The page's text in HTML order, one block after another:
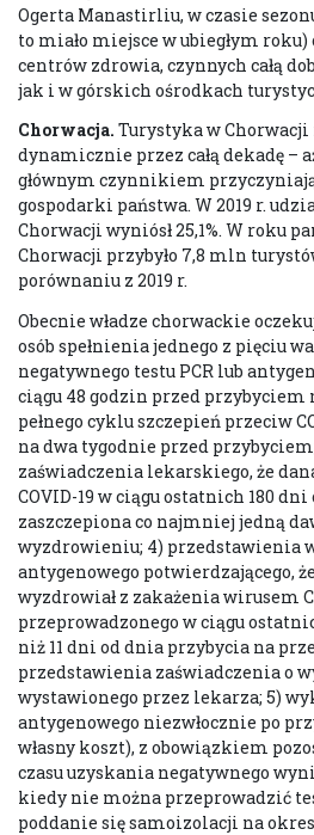
Ogerta Manastirliu, w czasie
to miało miejsce w ubiegłym
centrów zdrowia, czynnych całą
jak i w górskich ośrodkach
Chorwacja. Turystyka w Chorwacji
dynamicznie przez całą dekadę –
głównym czynnikiem
gospodarki państwa. W 2019 r.
Chorwacji wyniósł 25,1%. W roku
Chorwacji przybyło 7,8 mln
porównaniu z 2019 r.
Obecnie władze chorwackie
osób spełnienia jednego z pięciu
negatywnego testu PCR lub
ciągu 48 godzin przed przybyciem
pełnego cyklu szczepień przeciw
na dwa tygodnie przed
zaświadczenia lekarskiego, że
COVID-19 w ciągu ostatnich 180 dni
zaszczepiona co najmniej jedną
wyzdrowieniu; 4) przedstawienia
antygenowego potwierdzającego,
wyzdrowiał z zakażenia wirusem
przeprowadzonego w ciągu
niż 11 dni od dnia przybycia na
przedstawienia zaświadczenia o
wystawionego przez lekarza; 5)
antygenowego niezwłocznie po
własny koszt), z obowiązkiem
czasu uzyskania negatywnego
kiedy nie można przeprowadzić
poddanie się samoizolacji na